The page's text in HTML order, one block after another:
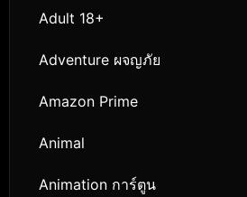
Adult 18+
Adventure ผจญภัย
Amazon Prime
Animal
Animation การ์ตูน